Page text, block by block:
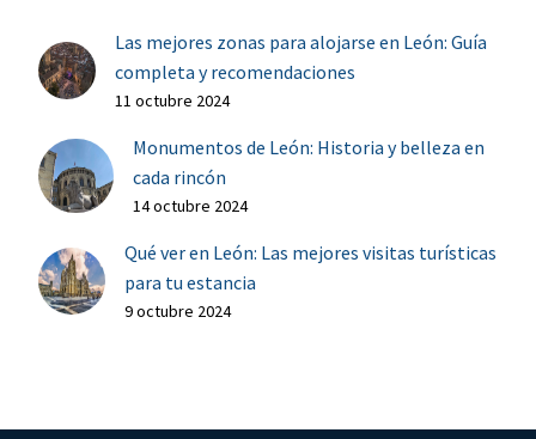
Las mejores zonas para alojarse en León: Guía
completa y recomendaciones
11 octubre 2024
Monumentos de León: Historia y belleza en
cada rincón
14 octubre 2024
Qué ver en León: Las mejores visitas turísticas
para tu estancia
9 octubre 2024